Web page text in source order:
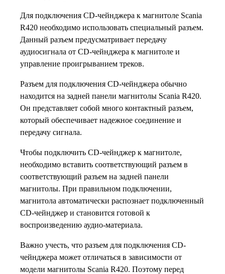
Для подключения CD-чейнджера к магнитоле Scania
R420 необходимо использовать специальный разъем.
Данный разъем предусматривает передачу
аудиосигнала от CD-чейнджера к магнитоле и
управление проигрыванием треков.
Разъем для подключения CD-чейнджера обычно
находится на задней панели магнитолы Scania R420.
Он представляет собой много контактный разъем,
который обеспечивает надежное соединение и
передачу сигнала.
Чтобы подключить CD-чейнджер к магнитоле,
необходимо вставить соответствующий разъем в
соответствующий разъем на задней панели
магнитолы. При правильном подключении,
магнитола автоматически распознает подключенный
CD-чейнджер и становится готовой к
воспроизведению аудио-материала.
Важно учесть, что разъем для подключения CD-
чейнджера может отличаться в зависимости от
модели магнитолы Scania R420. Поэтому перед